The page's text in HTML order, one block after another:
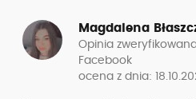
Magdalena
Opinia
Facebook
ocena z dnia: